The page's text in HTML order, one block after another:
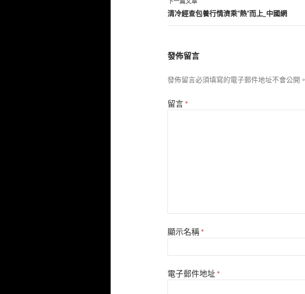
覽
清冷經查包養行情濟乘“熱”而上_中國網
發佈留言
發佈留言必須填寫的電子郵件地址不會公開。
留言 *
顯示名稱 *
電子郵件地址 *